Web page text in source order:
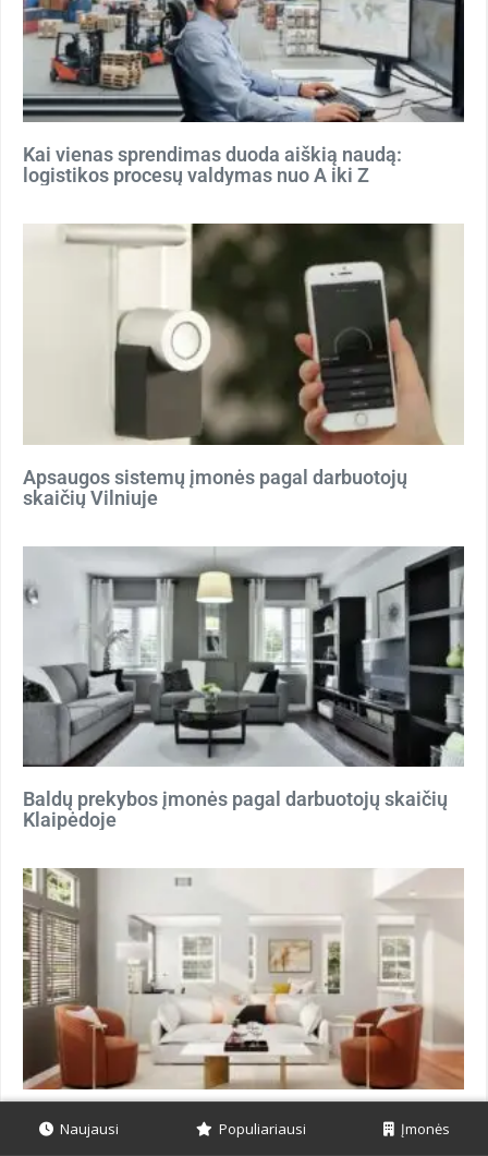
Kai vienas sprendimas duoda aiškią naudą:
logistikos procesų valdymas nuo A iki Z
Apsaugos sistemų įmonės pagal darbuotojų
skaičių Vilniuje
Baldų prekybos įmonės pagal darbuotojų skaičių
Klaipėdoje
Baldų prekybos įmonės pagal darbuotojų skaičių
Kaune
Naujausi Populiariausi Įmonės